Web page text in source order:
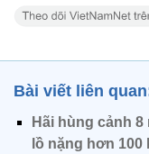
Bài viết liên
Hãi hùng cảnh
lồ nặng hơn 100